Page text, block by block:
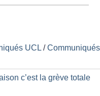
UCL /Communiqués
c’est la grève totale